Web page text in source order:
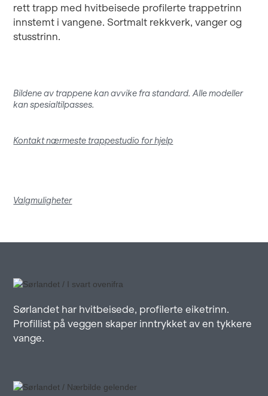
rett trapp med hvitbeisede profilerte trappetrinn
innstemt i vangene. Sortmalt rekkverk, vanger og
stusstrinn.
Bildene av trappene kan avvike fra standard. Alle modeller
kan spesialtilpasses.
Kontakt nærmeste trappestudio for hjelp
Valgmuligheter
Sørlandet har hvitbeisede, profilerte eiketrinn.
Profillist på veggen skaper inntrykket av en tykkere
vange.